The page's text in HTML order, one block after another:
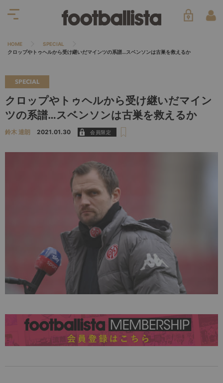
HOME
SPECIAL
クロップやトゥヘルから受け継いだマインツの系譜…スベンソンは古巣を救えるか
SPECIAL
クロップやトゥヘルから受け継いだマイン
ツの系譜…スベンソンは古巣を救えるか
鈴木 達朗 2021.01.30